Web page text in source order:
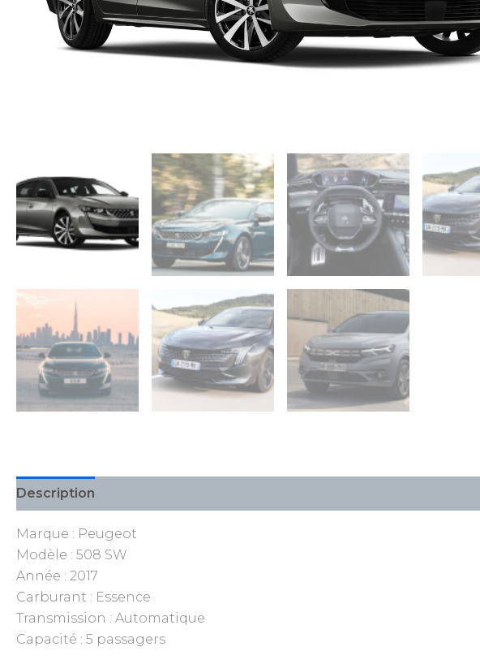
Description
Marque : Peugeot
Modèle : 508 SW
Année : 2017
Carburant : Essence
Transmission : Automatique
Capacité : 5 passagers